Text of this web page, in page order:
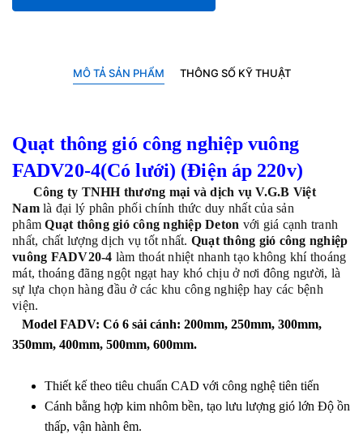
MÔ TẢ SẢN PHẨM THÔNG SỐ KỸ THUẬT
Quạt thông gió công nghiệp vuông
FADV20-4(Có lưới) (Điện áp 220v)
Công ty TNHH thương mại và dịch vụ V.G.B Việt
Namlà đại lý phân phối chính thức duy nhất của sản
phâmQuạt thông gió công nghiệp Deton với giá cạnh tranh
nhất, chất lượng dịch vụ tốt nhất. Quạt thông gió công nghiệp
vuông FADV20-4 làm thoát nhiệt nhanh tạo không khí thoáng
mát, thoáng đãng ngột ngạt hay khó chịu ở nơi đông người, là
sự lựa chọn hàng đầu ở các khu công nghiệp hay các bệnh
viện.
Model FADV: Có 6 sải cánh: 200mm, 250mm, 300mm,
350mm, 400mm, 500mm, 600mm.
Thiết kế theo tiêu chuẩn CAD với công nghệ tiên tiến
Cánh bằng hợp kim nhôm bền, tạo lưu lượng gió lớn Độ ồn
thấp, vận hành êm.